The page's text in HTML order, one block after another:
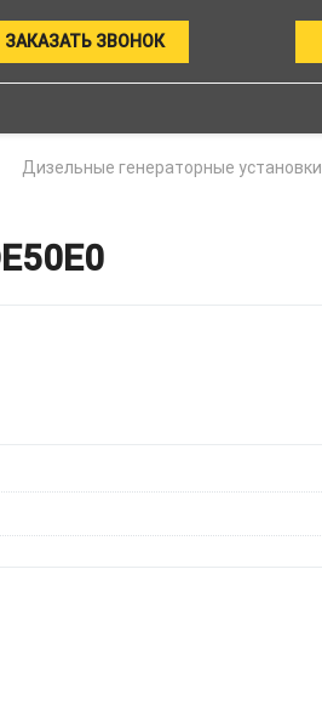
ЗАКАЗАТЬ ЗВОНОК
Дизельные генераторные установки